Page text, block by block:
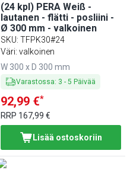
(24 kpl) PERA Weiß -
lautanen - flätti - posliini -
Ø 300 mm - valkoinen
SKU:TFPK30#24
Väri: valkoinen
W 300 x D 300 mm
Varastossa: 3 -5 Päivää
92,99 €*
RRP 167,99 €
Lisää ostoskoriin